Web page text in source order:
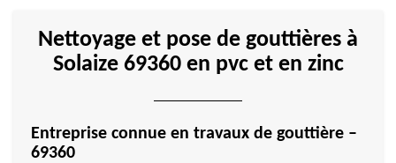
Nettoyage et pose de gouttières à
Solaize 69360 en pvc et en zinc
Entreprise connue en travaux de gouttière –
69360